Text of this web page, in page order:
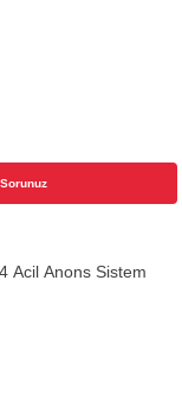
Acil Anons Sistem